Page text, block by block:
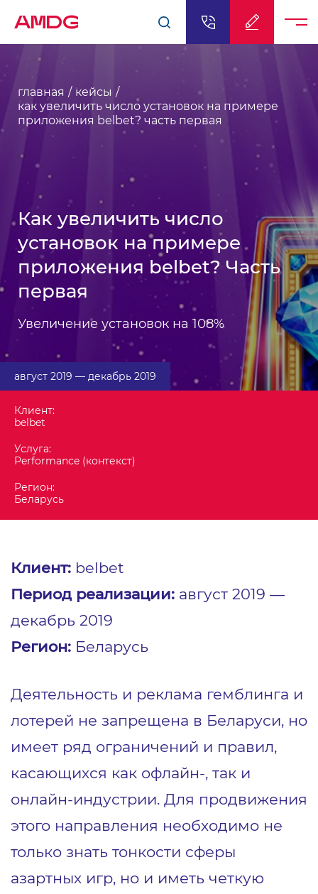
AMDG
главная
кейсы
как увеличить число установок на примере
приложения belbet? часть первая
Как увеличить число
установок на примере
приложения belbet? Часть
первая
Увеличение установок на 108%
Клиент:
belbet
Услуга:
Performance (контекст)
Регион:
Беларусь
август 2019 ― декабрь 2019
Клиент: belbet
Период реализации: август 2019 ―
декабрь 2019
Регион: Беларусь
Деятельность и реклама гемблинга и
лотерей не запрещена в Беларуси, но
имеет ряд ограничений и правил,
касающихся как офлайн-, так и
онлайн-индустрии. Для продвижения
этого направления необходимо не
только знать тонкости сферы
азартных игр, но и иметь четкую